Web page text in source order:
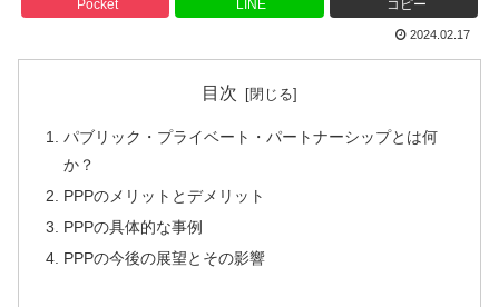
Pocket LINE コピー
2024.02.17
目次
パブリック・プライベート・パートナーシップとは何
か？
PPPのメリットとデメリット
PPPの具体的な事例
PPPの今後の展望とその影響